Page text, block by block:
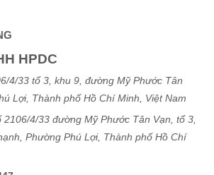
HPDC
4/33 tổ 3, khu 9, đường Mỹ Phước Tân
Lợi, Thành phố Hồ Chí Minh, Việt Nam
2106/4/33 đường Mỹ Phước Tân Vạn, tổ 3,
Phường Phú Lợi, Thành phố Hồ Chí